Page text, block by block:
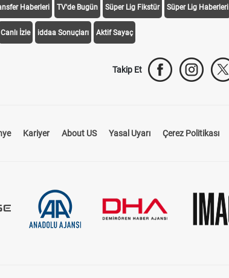
Haberleri TV'de Bugün Süper Lig Fikstür Süper Lig Haberleri
Canlı İzle iddaa Sonuçları Aktif Sayaç
Takip Et
Kariyer About US Yasal Uyarı Çerez Politikası